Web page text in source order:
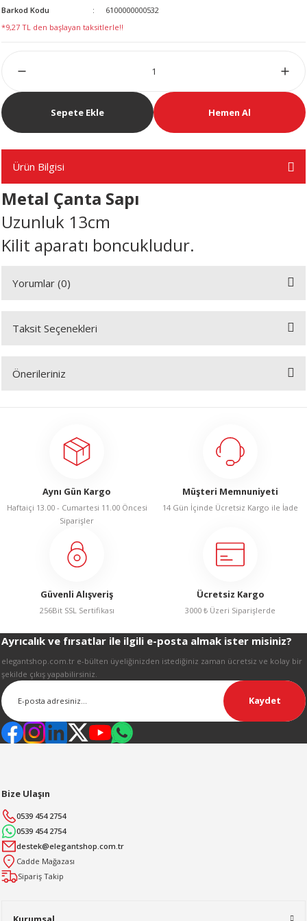
İPİ
Barkod Kodu
6100000000532
*9,27 TL den başlayan taksitlerle!!
Sepete Ekle Hemen Al
Ürün Bilgisi
Metal Çanta Sapı
Uzunluk 13cm
Kilit aparatı boncukludur.
Yorumlar (0)
Bu ürüne ilk yorumu siz yapın!
Taksit Seçenekleri
Önerileriniz
Görüş ve önerileriniz için teşekkür ederiz.
Ürün açıklamasında eksik bilgiler bulunuyor.
Ürün bilgilerinde hatalar bulunuyor.
Ürün fiyatı diğer sitelerden daha pahalı.
Bu ürüne benzer farklı alternatifler olmalı.
Gönder
Aynı Gün Kargo
Haftaiçi 13.00 - Cumartesi 11.00 Öncesi
Siparişler
Müşteri Memnuniyeti
14 Gün İçinde Ücretsiz Kargo ile İade
Güvenli Alışveriş
256Bit SSL Sertifikası
Ücretsiz Kargo
3000 ₺ Üzeri Siparişlerde
Ayrıcalık ve fırsatlar ile ilgili e-posta almak ister misiniz?
elegantshop.com.tr e-bülten üyeliğinizden istediğiniz zaman ücretsiz ve kolay bir
şekilde çıkış yapabilirsiniz.
Kaydet
Bize Ulaşın
0539 454 2754
0539 454 2754
destek@elegantshop.com.tr
Cadde Mağazası
Sipariş Takip